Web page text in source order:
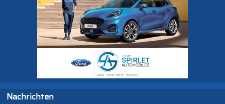
Nachrichten